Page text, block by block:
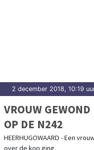
2 december 2018, 10:19
VROUW
OP DE N242
HEERHUGOWAARD - Een
over de kop ging.